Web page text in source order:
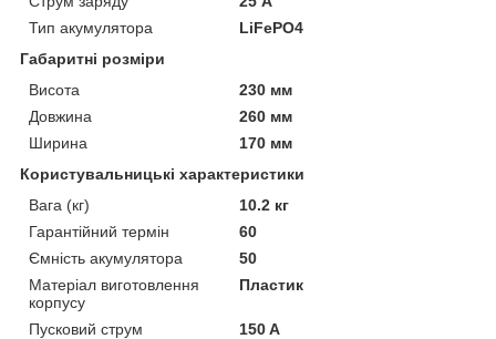
Тип акумулятора
LiFePO4
Габаритні розміри
Висота
230 мм
Довжина
260 мм
Ширина
170 мм
Користувальницькі характеристики
Вага (кг)
10.2 кг
Гарантійний термін
60
Ємність акумулятора
50
Матеріал виготовлення
корпусу
Пластик
Пусковий струм
150 A